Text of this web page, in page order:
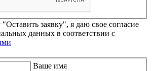
заявку", я даю свое согласие
данных в соответствии с
Ваше имя